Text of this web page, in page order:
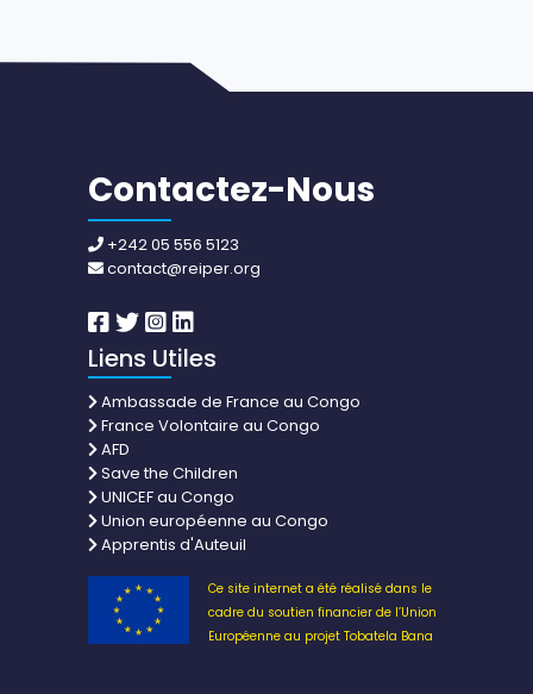
Contactez-Nous
+242 05 556 5123
contact@reiper.org
Liens Utiles
Ambassade de France au Congo
France Volontaire au Congo
AFD
Save the Children
UNICEF au Congo
Union européenne au Congo
Apprentis d'Auteuil
Ce site internet a été réalisé dans le
cadre du soutien financier de l’Union
Européenne au projet Tobatela Bana